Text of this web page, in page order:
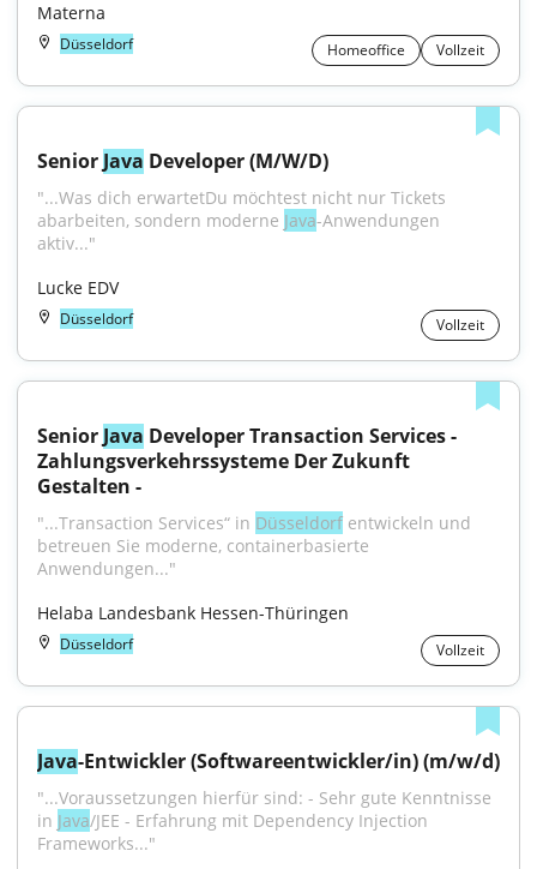
Materna
Düsseldorf Homeoffice Vollzeit
Senior Java Developer (M/W/D)
"...Was dich erwartetDu möchtest nicht nur Tickets
abarbeiten, sondern moderne Java-Anwendungen
aktiv..."
Lucke EDV
Düsseldorf Vollzeit
Senior Java Developer Transaction Services -
Zahlungsverkehrssysteme Der Zukunft
Gestalten -
"...Transaction Services“ in Düsseldorf entwickeln und
betreuen Sie moderne, containerbasierte
Anwendungen..."
Helaba Landesbank Hessen-Thüringen
Düsseldorf Vollzeit
Java-Entwickler (Softwareentwickler/in) (m/w/d)
"...Voraussetzungen hierfür sind: - Sehr gute Kenntnisse
in Java/JEE - Erfahrung mit Dependency Injection
Frameworks..."